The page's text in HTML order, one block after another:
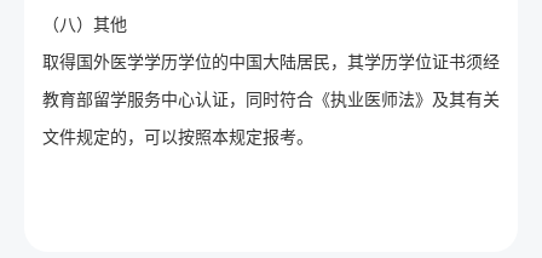
（八）其他
取得国外医学学历学位的中国大陆居民，其学历学位证书须经
教育部留学服务中心认证，同时符合《执业医师法》及其有关
文件规定的，可以按照本规定报考。